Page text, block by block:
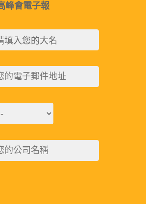
峰會電子報